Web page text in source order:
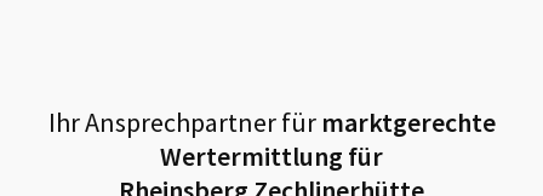
Ihr Ansprechpartner fürmarktgerechte
Wertermittlung für